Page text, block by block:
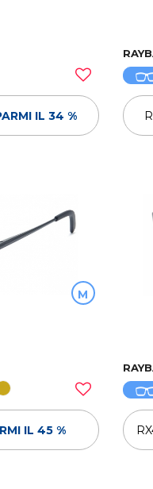
IL 34 %
M
IL 45 %